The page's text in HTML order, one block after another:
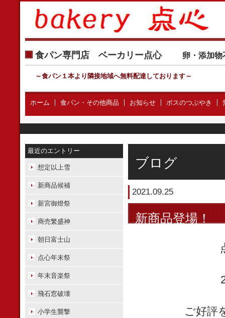
食パン専門店 ベーカリー点心 卵・添加
～食パン１本より隣接地域へ無料配達しております～
ホーム 食パン・その他商品 お知らせ ボスのつぶやき
ブログ
2021.09.25
新商品登場！
ご好評
最近のエントリー
想定以上雪
新商品候補
新宮御燈祭
商売繁盛神
朝日富士山
点心年末祭
年末音楽祭
飛石窓破壊
小学生襲撃